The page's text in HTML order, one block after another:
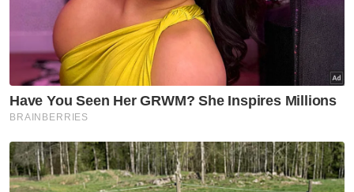
Beliau berkata, pendaftaran itu dibuka